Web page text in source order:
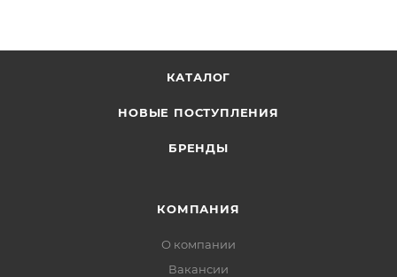
КАТАЛОГ
НОВЫЕ ПОСТУПЛЕНИЯ
БРЕНДЫ
КОМПАНИЯ
О компании
Вакансии